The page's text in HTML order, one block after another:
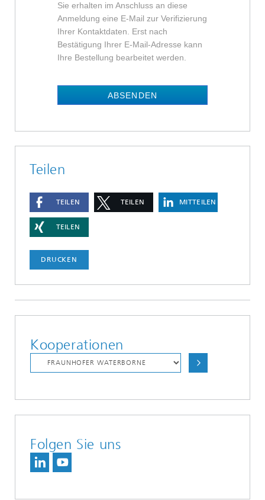
Sie erhalten im Anschluss an diese
Anmeldung eine E-Mail zur Verifizierung
Ihrer Kontaktdaten. Erst nach
Bestätigung Ihrer E-Mail-Adresse kann
Ihre Bestellung bearbeitet werden.
ABSENDEN
Teilen
TEILEN TEILEN MITTEILEN
TEILEN
DRUCKEN
Kooperationen
Folgen Sie uns